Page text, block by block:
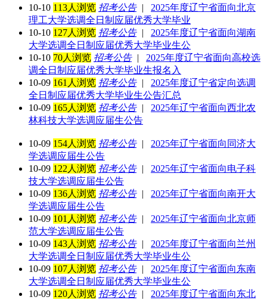
10-10 113人浏览 招考公告|
2025年度辽宁省面向北京
理工大学选调全日制应届优秀大学毕业
10-10 127人浏览 招考公告|
2025年度辽宁省面向湖南
大学选调全日制应届优秀大学毕业生公
10-10 70人浏览 招考公告|
2025年度辽宁省面向高校选
调全日制应届优秀大学毕业生报名入
10-09 161人浏览 招考公告|
2025年度辽宁省定向选调
全日制应届优秀大学毕业生公告汇总
10-09 165人浏览 招考公告|
2025年辽宁省面向西北农
林科技大学选调应届生公告
10-09 154人浏览 招考公告|
2025年辽宁省面向同济大
学选调应届生公告
10-09 122人浏览 招考公告|
2025年辽宁省面向电子科
技大学选调应届生公告
10-09 136人浏览 招考公告|
2025年辽宁省面向南开大
学选调应届生公告
10-09 101人浏览 招考公告|
2025年辽宁省面向北京师
范大学选调应届生公告
10-09 143人浏览 招考公告|
2025年度辽宁省面向兰州
大学选调全日制应届优秀大学毕业生公
10-09 107人浏览 招考公告|
2025年度辽宁省面向东南
大学选调全日制应届优秀大学毕业生公
10-09 120人浏览 招考公告|
2025年度辽宁省面向东北